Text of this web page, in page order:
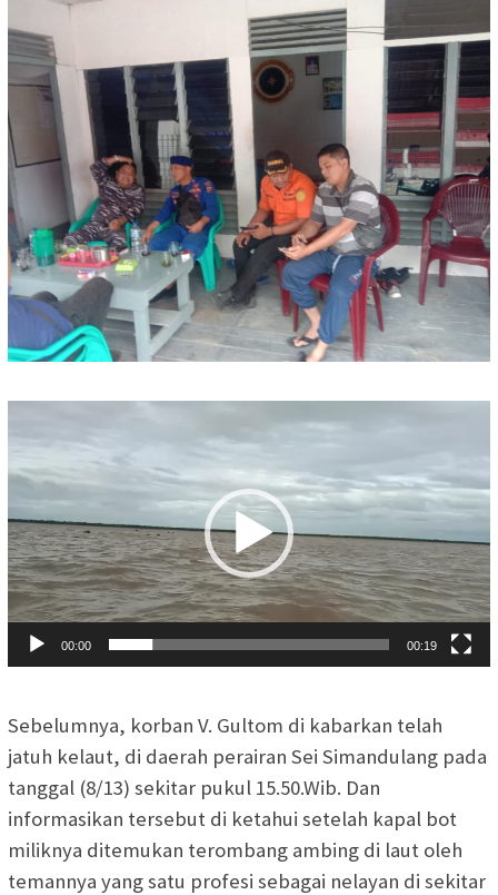
00:00 00:19
Sebelumnya, korban V. Gultom di kabarkan telah
jatuh kelaut, di daerah perairan Sei Simandulang pada
tanggal (8/13) sekitar pukul 15.50.Wib. Dan
informasikan tersebut di ketahui setelah kapal bot
miliknya ditemukan terombang ambing di laut oleh
temannya yang satu profesi sebagai nelayan di sekitar